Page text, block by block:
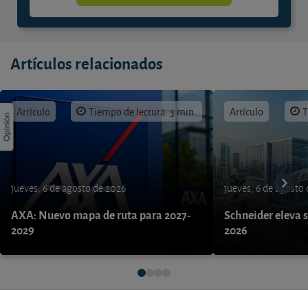
Artículos relacionados
Artículo Tiempo de lectura: 3 min.
jueves, 6 de agosto de 2026
AXA: Nuevo mapa de ruta para 2027-
2029
Artículo
jueves, 6 de agosto
Schneider eleva
2026